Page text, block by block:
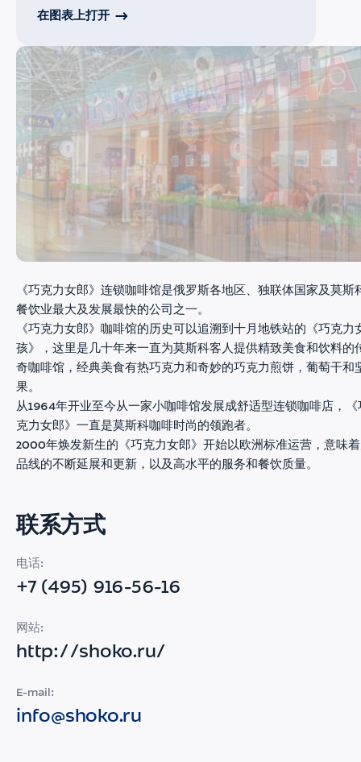
《巧克力女郎》连锁咖啡馆是俄罗斯各地区、独联体国家及莫斯
餐饮业最大及发展最快的公司之一。
《巧克力女郎》咖啡馆的历史可以追溯到十月地铁站的《巧克力
孩》，这里是几十年来一直为莫斯科客人提供精致美食和饮料的
奇咖啡馆，经典美食有热巧克力和奇妙的巧克力煎饼，葡萄干和
果。
从1964年开业至今从一家小咖啡馆发展成舒适型连锁咖啡店，《
克力女郎》一直是莫斯科咖啡时尚的领跑者。
2000年焕发新生的《巧克力女郎》开始以欧洲标准运营，意味
品线的不断延展和更新，以及高水平的服务和餐饮质量。
在图表上打开
联系方式
电话:
+7 (495) 916-56-16
网站:
http://shoko.ru/
E-mail:
info@shoko.ru